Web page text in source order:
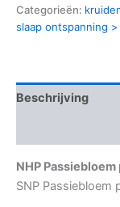
Categorieën:
slaap ontspanning
Beschrijving
NHP Passiebloem
SNP Passiebloem